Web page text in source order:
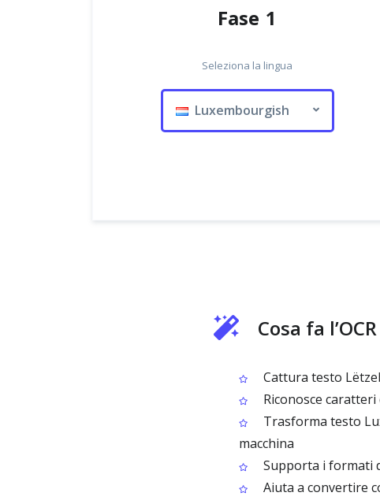
Fase 1
Seleziona la lingua
Luxembourgish
Cosa fa
Cattura testo
Riconosce
Trasforma testo
macchina
Supporta i formati
Aiuta a convertire